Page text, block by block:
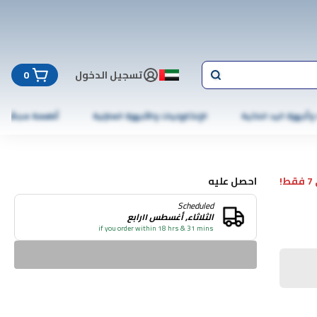
تسجيل الدخول 0
اليد الذكية الإلكترونيات والأجهزة المنزلية أطعمة مجمّدة
احصل عليه
Scheduled
الثلاثاء, أغسطس ١١رابع
if you order within 18 hrs & 31 mins